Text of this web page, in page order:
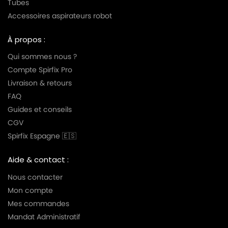
Tubes
Accessoires aspirateurs robot
À propos :
Qui sommes nous ?
Compte Spirfix Pro
Livraison & retours
FAQ
Guides et conseils
CGV
Spirfix Espagne 🇪🇸
Aide & contact :
Nous contacter
Mon compte
Mes commandes
Mandat Administratif